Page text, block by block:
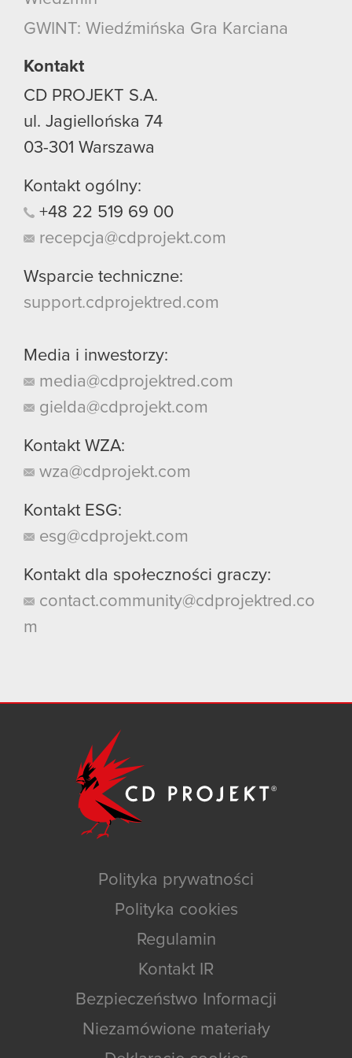
używanie plików cookie.
GWINT: Wiedźmińska Gra Karciana
Kontakt
CD PROJEKT S.A.
ul. Jagiellońska 74
03-301 Warszawa
Kontakt ogólny:
+48 22 519 69 00
recepcja@cdprojekt.com
Wsparcie techniczne:
support.cdprojektred.com
Media i inwestorzy:
media@cdprojektred.com
gielda@cdprojekt.com
Kontakt WZA:
wza@cdprojekt.com
Kontakt ESG:
esg@cdprojekt.com
Kontakt dla społeczności graczy:
contact.community@cdprojektred.co
m
Polityka prywatności
Polityka cookies
Regulamin
Kontakt IR
Bezpieczeństwo Informacji
Niezamówione materiały